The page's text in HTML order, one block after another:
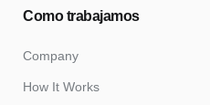
Como trabajamos
Company
How It Works